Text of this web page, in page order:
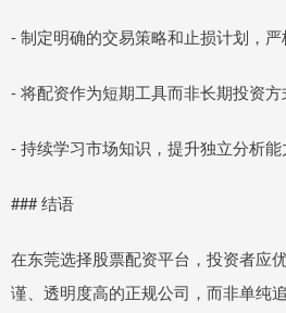
- 制定明确的交易策略和止损计划，
- 将配资作为短期工具而非长期投资方
- 持续学习市场知识，提升独立分析能
### 结语
在东莞选择股票配资平台，投资者应
谨、透明度高的正规公司，而非单纯